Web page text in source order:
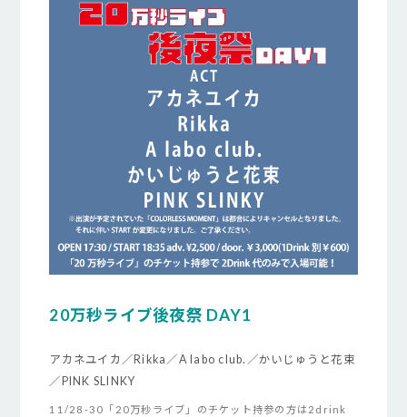
20万秒ライブ後夜祭 DAY1
アカネユイカ／Rikka／A labo club.／かいじゅうと花束
／PINK SLINKY
11/28-30「20万秒ライブ」のチケット持参の方は2drink